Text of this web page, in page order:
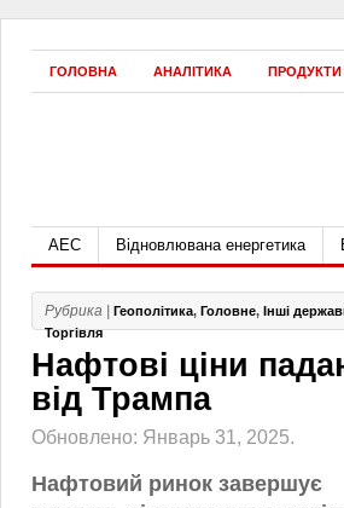
ГОЛОВНА АНАЛІТИКА ПРОДУКТИ
АЕС Відновлювана енергетика
Рубрика | Геополітика, Головне, Інші
Торгівля
Нафтові ціни
від Трампа
Обновлено: Январь 31, 2025.
Нафтовий ринок завершує